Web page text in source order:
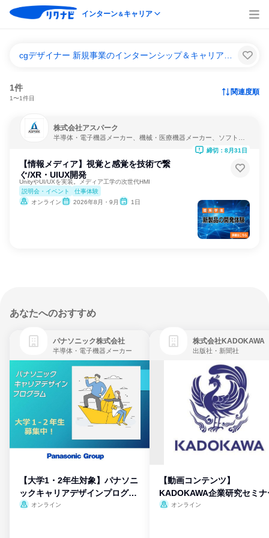
インターン＆キャリア
1件
1〜1件目
関連度順
株式会社アスパーク
半導体・電子機器メーカー、機械・医療機器メーカー、ソフトウ
【情報メディア】視覚と感覚を技術で繋
ぐ/XR・UIUX開発
UnityやUI/UXを実装。メディア工学の次世代HMI
説明会・イベント
仕事体験
オンライン
2026年8月・9月 1日
締切：8月31日
あなたへのおすすめ
パナソニック株式会社
半導体・電子機器メーカー
【大学1・2年生対象】パナソニ
ックキャリアデザインプログラ
ム
オンライン
株式会社KADOKAWA
出版社・新聞社
【動画コンテンツ】
KADOKAWA企業研究セミナ
オンライン